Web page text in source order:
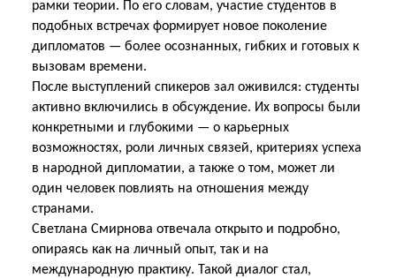
рамки теории. По его словам, участие студентов в
подобных встречах формирует новое поколение
дипломатов — более осознанных, гибких и готовых к
вызовам времени.
После выступлений спикеров зал оживился: студенты
активно включились в обсуждение. Их вопросы были
конкретными и глубокими — о карьерных
возможностях, роли личных связей, критериях успеха
в народной дипломатии, а также о том, может ли
один человек повлиять на отношения между
странами.
Светлана Смирнова отвечала открыто и подробно,
опираясь как на личный опыт, так и на
международную практику. Такой диалог стал,